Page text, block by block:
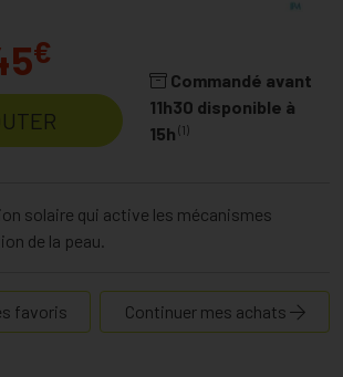
€
Commandé avant
11h30 disponible à
15h (1)
solaire qui active les mécanismes
de la peau.
favoris Continuer mes achats